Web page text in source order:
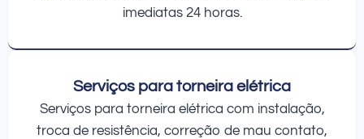
imediatas 24 horas.
Serviços para torneira elétrica
Serviços para torneira elétrica com instalação,
troca de resistência, correção de mau contato,